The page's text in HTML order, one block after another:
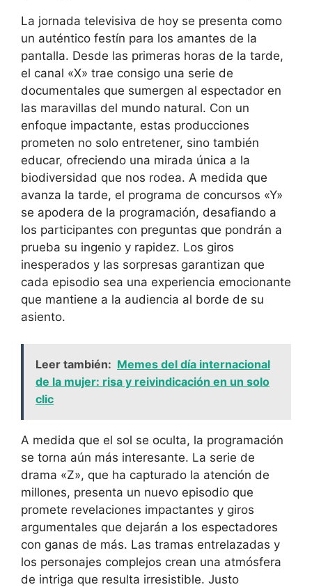
La jornada televisiva de hoy se presenta como
un auténtico festín para los amantes de la
pantalla. Desde las primeras horas de la tarde,
el canal «X» trae consigo una serie de
documentales que sumergen al espectador en
las maravillas del mundo natural. Con un
enfoque impactante, estas producciones
prometen no solo entretener, sino también
educar, ofreciendo una mirada única a la
biodiversidad que nos rodea. A medida que
avanza la tarde, el programa de concursos «Y»
se apodera de la programación, desafiando a
los participantes con preguntas que pondrán a
prueba su ingenio y rapidez. Los giros
inesperados y las sorpresas garantizan que
cada episodio sea una experiencia emocionante
que mantiene a la audiencia al borde de su
asiento.
Leer también: Memes del día internacional
de la mujer: risa y reivindicación en un solo
clic
A medida que el sol se oculta, la programación
se torna aún más interesante. La serie de
drama «Z», que ha capturado la atención de
millones, presenta un nuevo episodio que
promete revelaciones impactantes y giros
argumentales que dejarán a los espectadores
con ganas de más. Las tramas entrelazadas y
los personajes complejos crean una atmósfera
de intriga que resulta irresistible. Justo